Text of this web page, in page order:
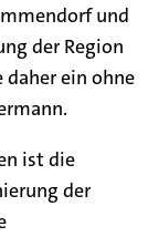
und
der Region
ein ohne
ist die
der